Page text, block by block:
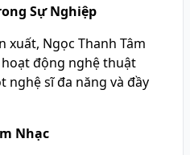
Sự Nghiệp
xuất, Ngọc Thanh Tâm
động nghệ thuật
nghệ sĩ đa năng và đầy
Nhạc